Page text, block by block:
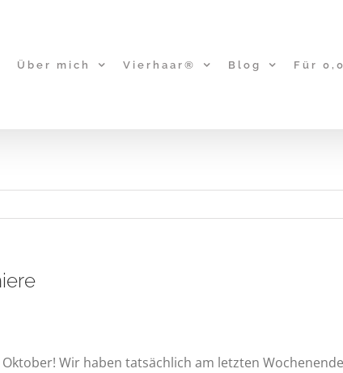
Über mich Vierhaar® Blog Für
Wir haben tatsächlich am letzten